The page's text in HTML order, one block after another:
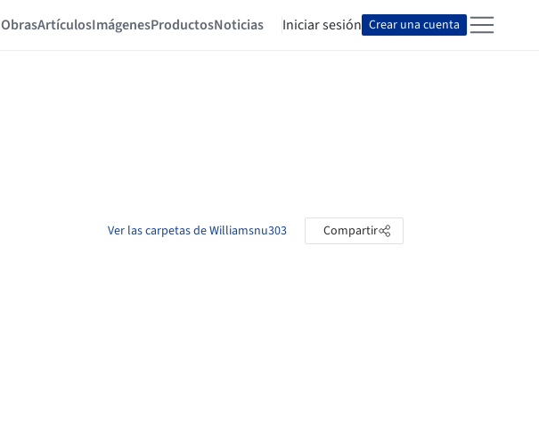
ObrasArtículosImágenesProductosNoticias Iniciar sesión Crear una cuenta
Ver las carpetas de Williamsnu303 Compartir